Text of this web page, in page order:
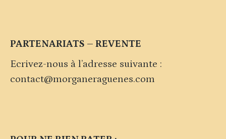
PARTENARIATS – REVENTE
Ecrivez-nous à l’adresse suivante :
contact@morganeraguenes.com